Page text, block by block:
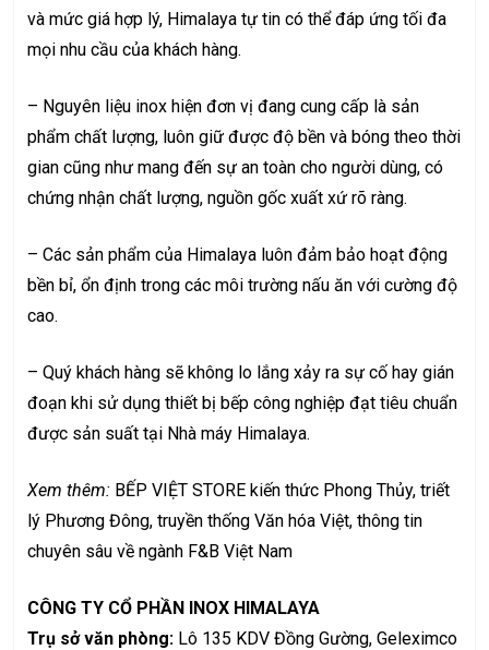
và mức giá hợp lý, Himalaya tự tin có thể đáp ứng tối đa
mọi nhu cầu của khách hàng.
– Nguyên liệu inox hiện đơn vị đang cung cấp là sản
phẩm chất lượng, luôn giữ được độ bền và bóng theo thời
gian cũng như mang đến sự an toàn cho người dùng, có
chứng nhận chất lượng, nguồn gốc xuất xứ rõ ràng.
– Các sản phẩm của Himalaya luôn đảm bảo hoạt động
bền bỉ, ổn định trong các môi trường nấu ăn với cường độ
cao.
– Quý khách hàng sẽ không lo lắng xảy ra sự cố hay gián
đoạn khi sử dụng thiết bị bếp công nghiệp đạt tiêu chuẩn
được sản suất tại Nhà máy Himalaya.
Xem thêm: BẾP VIỆT STORE kiến thức Phong Thủy, triết
lý Phương Đông, truyền thống Văn hóa Việt, thông tin
chuyên sâu về ngành F&B Việt Nam
CÔNG TY CỔ PHẦN INOX HIMALAYA
Trụ sở văn phòng: Lô 135 KDV Đồng Gường, Geleximco